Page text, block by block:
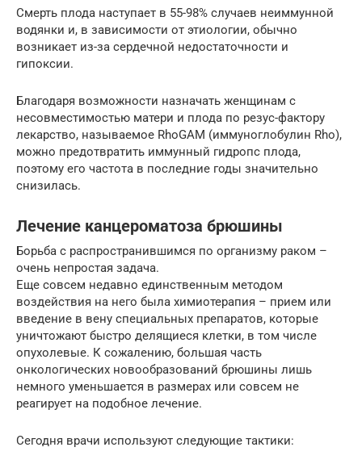
Смерть плода наступает в 55-98% случаев неиммунной
водянки и, в зависимости от этиологии, обычно
возникает из-за сердечной недостаточности и
гипоксии.
Благодаря возможности назначать женщинам с
несовместимостью матери и плода по резус-фактору
лекарство, называемое RhoGAM (иммуноглобулин Rho),
можно предотвратить иммунный гидропс плода,
поэтому его частота в последние годы значительно
снизилась.
Лечение канцероматоза брюшины
Борьба с распространившимся по организму раком –
очень непростая задача.
Еще совсем недавно единственным методом
воздействия на него была химиотерапия – прием или
введение в вену специальных препаратов, которые
уничтожают быстро делящиеся клетки, в том числе
опухолевые. К сожалению, большая часть
онкологических новообразований брюшины лишь
немного уменьшается в размерах или совсем не
реагирует на подобное лечение.
Сегодня врачи используют следующие тактики: